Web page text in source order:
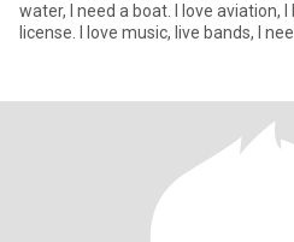
water, I need a boat. I love aviation, I have a commercial pilots
license. I love music, live bands, I nee